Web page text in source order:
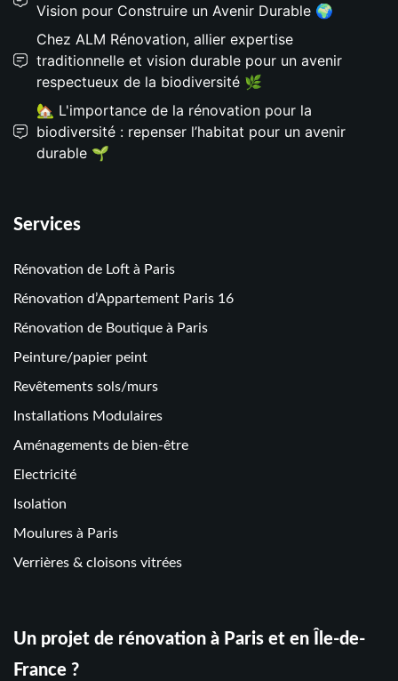
Vision pour Construire un Avenir Durable 🌍
Chez ALM Rénovation, allier expertise
traditionnelle et vision durable pour un avenir
respectueux de la biodiversité 🌿
🏡 L'importance de la rénovation pour la
biodiversité : repenser l’habitat pour un avenir
durable 🌱
Services
Rénovation de Loft à Paris
Rénovation d’Appartement Paris 16
Rénovation de Boutique à Paris
Peinture/papier peint
Revêtements sols/murs
Installations Modulaires
Aménagements de bien-être
Electricité
Isolation
Moulures à Paris
Verrières & cloisons vitrées
Un projet de rénovation à Paris et en Île-de-
France ?